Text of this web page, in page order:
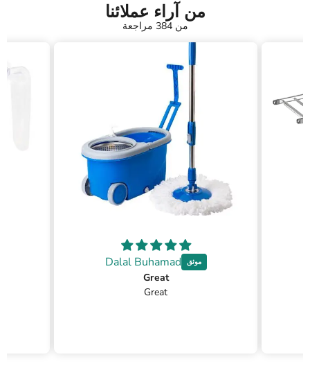
من آراء عملائنا
من 384 مراجعة
Dalal Buhamad
Great
Great